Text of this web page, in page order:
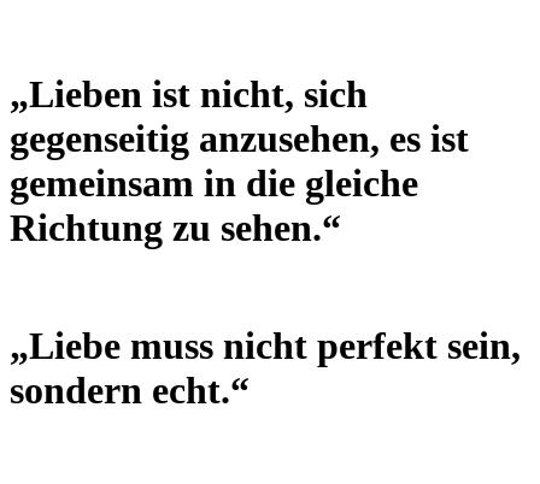
„Lieben ist nicht, sich
gegenseitig anzusehen, es ist
gemeinsam in die gleiche
Richtung zu sehen.“
„Liebe muss nicht perfekt sein,
sondern echt.“